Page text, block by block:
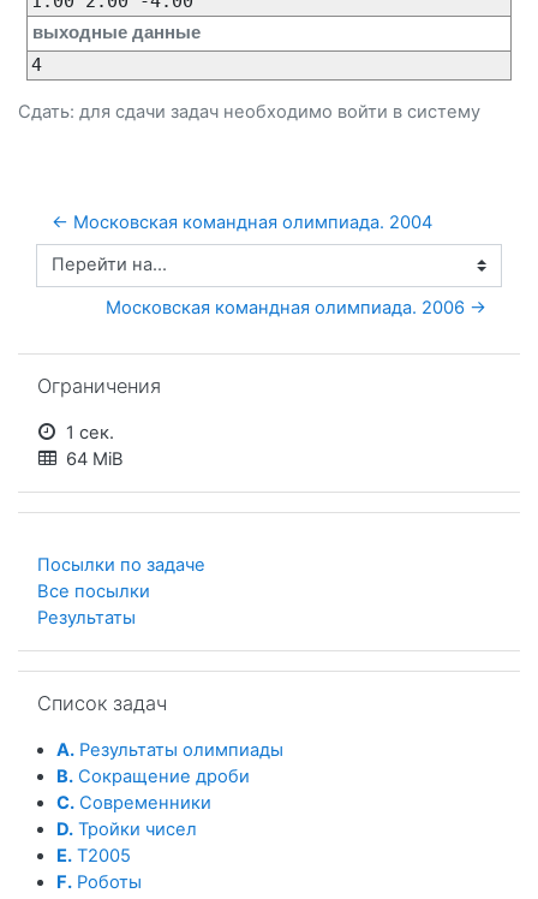
выходные данные
Сдать: для сдачи задач необходимо войти в систему
← Московская командная олимпиада. 2004
Перейти на...
Московская командная олимпиада. 2006 →
Ограничения
1 сек.
64 MiB
Посылки по задаче
Все посылки
Результаты
Список задач
A. Результаты олимпиады
B. Сокращение дроби
C. Современники
D. Тройки чисел
E. T2005
F. Роботы